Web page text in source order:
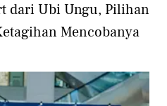
dari Ubi Ungu, Pilihan
Mencobanya